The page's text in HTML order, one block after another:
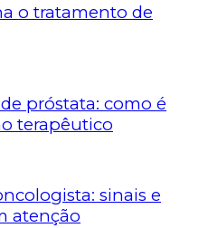
o tratamento de
próstata: como é
terapêutico
sinais e
atenção